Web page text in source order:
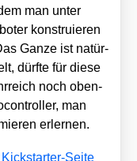
man unter
kon­stru­ie­ren
Gan­ze ist natür­
dürf­te für die­se
noch oben­
man
erler­nen.
Kick­star­ter-Sei­te